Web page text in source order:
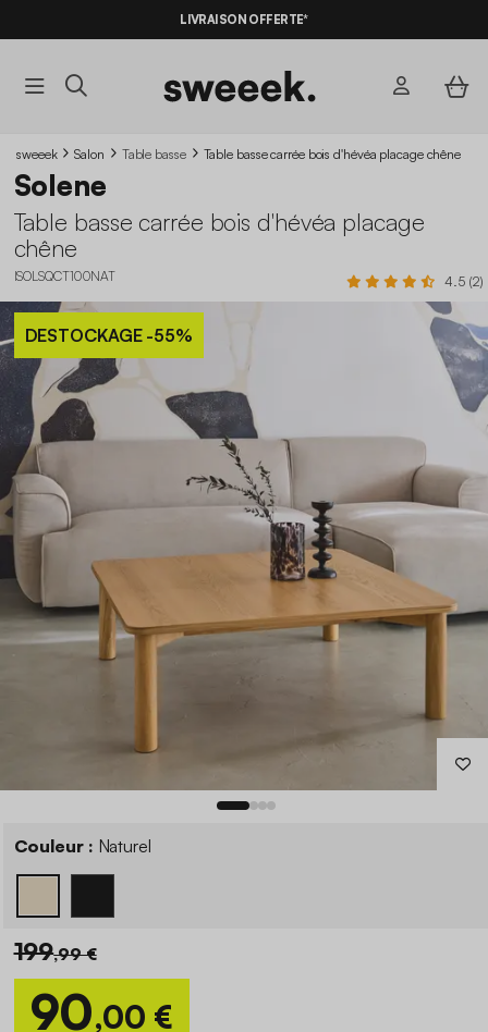
LIVRAISON OFFERTE*
sweeek Salon Table basse Table basse carrée bois d'hévéa placage chêne
Solene
Table basse carrée bois d'hévéa placage
chêne
ISOLSQCT100NAT 4.5 (2)
DESTOCKAGE-55%
Couleur : Naturel
199,99 €
90,00 €